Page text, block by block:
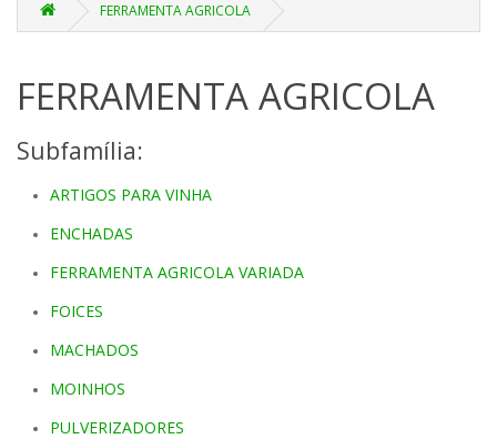
FERRAMENTA AGRICOLA
FERRAMENTA AGRICOLA
Subfamília:
ARTIGOS PARA VINHA
ENCHADAS
FERRAMENTA AGRICOLA VARIADA
FOICES
MACHADOS
MOINHOS
PULVERIZADORES